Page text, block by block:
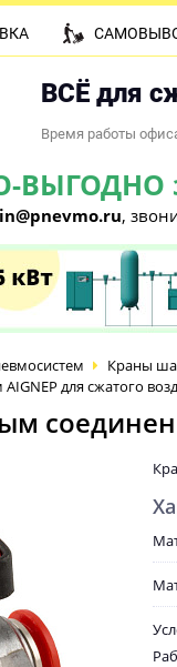
ВСЁ для
Время работы
,
Краны
для сжатого